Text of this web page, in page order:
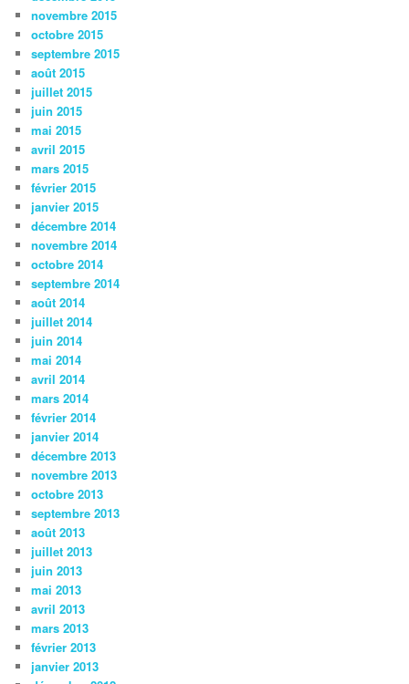
novembre 2015
octobre 2015
septembre 2015
août 2015
juillet 2015
juin 2015
mai 2015
avril 2015
mars 2015
février 2015
janvier 2015
décembre 2014
novembre 2014
octobre 2014
septembre 2014
août 2014
juillet 2014
juin 2014
mai 2014
avril 2014
mars 2014
février 2014
janvier 2014
décembre 2013
novembre 2013
octobre 2013
septembre 2013
août 2013
juillet 2013
juin 2013
mai 2013
avril 2013
mars 2013
février 2013
janvier 2013